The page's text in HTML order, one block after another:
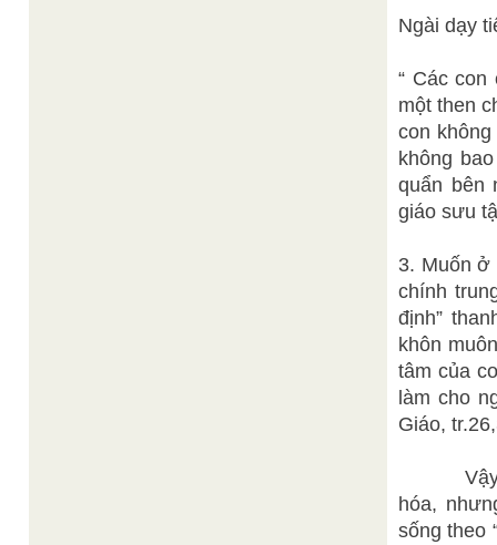
Ngài dạy
“ Các
một then
con
không
quẩn bên
giáo sưu
3. Muốn
chính
định”
khôn
tâm của
làm cho
Giáo,
Vậy
hóa,
sống theo